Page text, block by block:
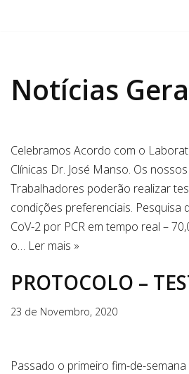
o
conteúdo
Notícias
Celebramos Acordo com o
Clínicas Dr. José Manso. Os
Trabalhadores poderão realizar
condições preferenciais. Pesquisa
CoV-2 por PCR em tempo real –
o… Ler mais »
PROTOCOLO –
23 de Novembro, 2020
Passado o primeiro fim-de-